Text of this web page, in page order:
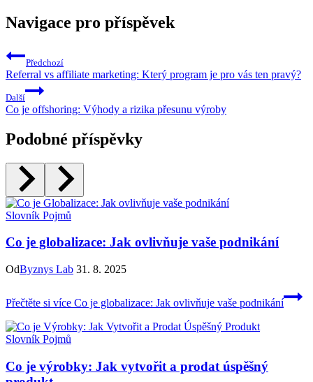
Navigace pro příspěvek
Předchozí
Referral vs affiliate marketing: Který program je pro vás ten pravý?
Další
Co je offshoring: Výhody a rizika přesunu výroby
Podobné příspěvky
Slovník Pojmů
Co je globalizace: Jak ovlivňuje vaše podnikání
OdByznys Lab 31. 8. 2025
Přečtěte si více Co je globalizace: Jak ovlivňuje vaše podnikání
Slovník Pojmů
Co je výrobky: Jak vytvořit a prodat úspěšný